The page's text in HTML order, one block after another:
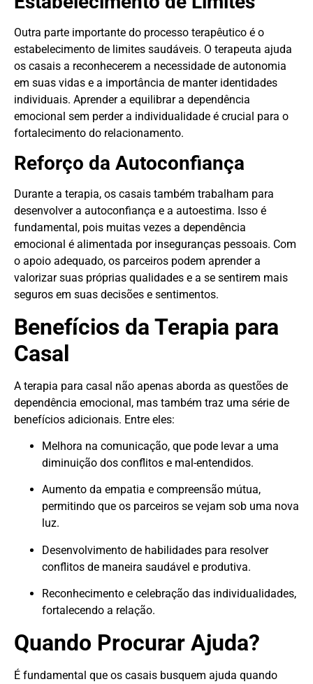
Outra parte importante do processo terapêutico é o
estabelecimento de limites saudáveis. O terapeuta ajuda
os casais a reconhecerem a necessidade de autonomia
em suas vidas e a importância de manter identidades
individuais. Aprender a equilibrar a dependência
emocional sem perder a individualidade é crucial para o
fortalecimento do relacionamento.
Reforço da Autoconfiança
Durante a terapia, os casais também trabalham para
desenvolver a autoconfiança e a autoestima. Isso é
fundamental, pois muitas vezes a dependência
emocional é alimentada por inseguranças pessoais. Com
o apoio adequado, os parceiros podem aprender a
valorizar suas próprias qualidades e a se sentirem mais
seguros em suas decisões e sentimentos.
Benefícios da Terapia para
Casal
A terapia para casal não apenas aborda as questões de
dependência emocional, mas também traz uma série de
benefícios adicionais. Entre eles:
Melhora na comunicação, que pode levar a uma
diminuição dos conflitos e mal-entendidos.
Aumento da empatia e compreensão mútua,
permitindo que os parceiros se vejam sob uma nova
luz.
Desenvolvimento de habilidades para resolver
conflitos de maneira saudável e produtiva.
Reconhecimento e celebração das individualidades,
fortalecendo a relação.
Quando Procurar Ajuda?
É fundamental que os casais busquem ajuda quando